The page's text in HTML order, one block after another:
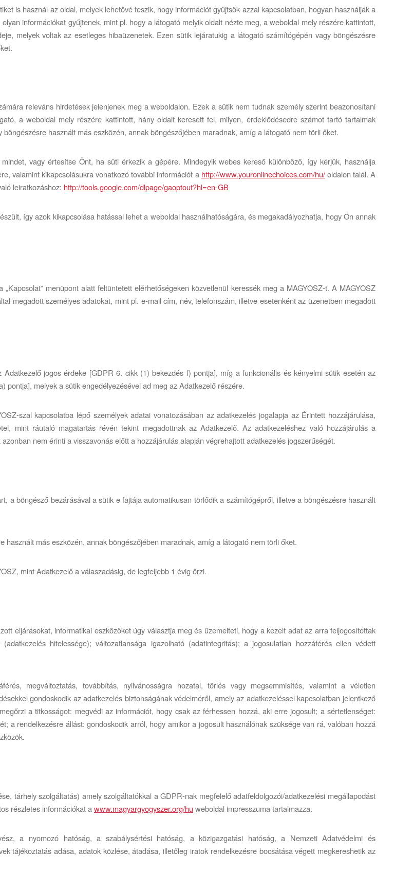
is használ az oldal, melyek lehetővé teszik, hogy információt gyűjtsök azzal kapcsolatban, hogyan használják a
információkat gyűjtenek, mint pl. hogy a látogató melyik oldalt nézte meg, a weboldal mely részére kattintott,
melyek voltak az esetleges hibaüzenetek. Ezen sütik lejáratukig a látogató számítógépén vagy böngészésre
releváns hirdetések jelenjenek meg a weboldalon. Ezek a sütik nem tudnak személy szerint beazonosítani
a weboldal mely részére kattintott, hány oldalt keresett fel, milyen, érdeklődésedre számot tartó tartalmak
használt más eszközén, annak böngészőjében maradnak, amíg a látogató nem törli őket.
vagy értesítse Önt, ha süti érkezik a gépére. Mindegyik webes kereső különböző, így kérjük, használja
valamint kikapcsolásukra vonatkozó további információt a http://www.youronlinechoices.com/hu/oldalon talál. A
leiratkozáshoz: http://tools.google.com/dlpage/gaoptout?hl=en-GB
így azok kikapcsolása hatással lehet a weboldal használhatóságára, és megakadályozhatja, hogy Ön annak
menüpont alatt feltüntetett elérhetőségeken közvetlenül keressék meg a MAGYOSZ-t. A MAGYOSZ
megadott személyes adatokat, mint pl. e-mail cím, név, telefonszám, illetve esetenként az üzenetben megadott
jogos érdeke [GDPR 6. cikk (1) bekezdés f) pontja], míg a funkcionális és kényelmi sütik esetén az
melyek a sütik engedélyezésével ad meg az Adatkezelő részére.
szal kapcsolatba lépő személyek adatai vonatozásában az adatkezelés jogalapja az Érintett hozzájárulása,
mint ráutaló magatartás révén tekint megadottnak az Adatkezelő. Az adatkezeléshez való hozzájárulás a
nem érinti a visszavonás előtt a hozzájárulás alapján végrehajtott adatkezelés jogszerűségét.
a böngésző bezárásával a sütik e fajtája automatikusan törlődik a számítógépről, illetve a böngészésre használt
más eszközén, annak böngészőjében maradnak, amíg a látogató nem törli őket.
mint Adatkezelő a válaszadásig, de legfeljebb 1 évig őrzi.
eljárásokat, informatikai eszközöket úgy választja meg és üzemelteti, hogy a kezelt adat az arra feljogosítottak
hitelessége); változatlansága igazolható (adatintegritás); a jogosulatlan hozzáférés ellen védett
megváltoztatás, továbbítás, nyilvánosságra hozatal, törlés vagy megsemmisítés, valamint a véletlen
gondoskodik az adatkezelés biztonságának védelméről, amely az adatkezeléssel kapcsolatban jelentkező
a titkosságot: megvédi az információt, hogy csak az férhessen hozzá, aki erre jogosult; a sértetlenséget:
a rendelkezésre állást: gondoskodik arról, hogy amikor a jogosult használónak szüksége van rá, valóban hozzá
tárhely szolgáltatás) amely szolgáltatókkal a GDPR-nak megfelelő adatfeldolgozói/adatkezelési megállapodást
részletes információkat awww.magyargyogyszer.org/hu weboldal impresszuma tartalmazza.
a nyomozó hatóság, a szabálysértési hatóság, a közigazgatási hatóság, a Nemzeti Adatvédelmi és
tájékoztatás adása, adatok közlése, átadása, illetőleg iratok rendelkezésre bocsátása végett megkereshetik az